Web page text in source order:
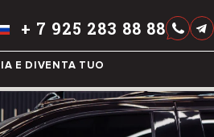
+ 7 925 283 88 88
E DIVENTA TUO